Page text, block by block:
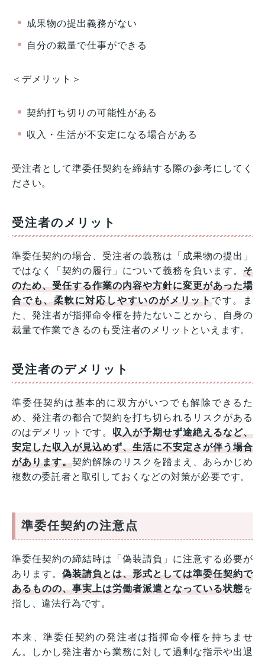
成果物の提出義務がない
自分の裁量で仕事ができる
＜デメリット＞
契約打ち切りの可能性がある
収入・生活が不安定になる場合がある
受注者として準委任契約を締結する際の参考にしてく
ださい。
受注者のメリット
準委任契約の場合、受注者の義務は「成果物の提出」
ではなく「契約の履行」について義務を負います。そ
のため、受任する作業の内容や方針に変更があった場
合でも、柔軟に対応しやすいのがメリットです。ま
た、発注者が指揮命令権を持たないことから、自身の
裁量で作業できるのも受注者のメリットといえます。
受注者のデメリット
準委任契約は基本的に双方がいつでも解除できるた
め、発注者の都合で契約を打ち切られるリスクがある
のはデメリットです。収入が予期せず途絶えるなど、
安定した収入が見込めず、生活に不安定さが伴う場合
があります。契約解除のリスクを踏まえ、あらかじめ
複数の委託者と取引しておくなどの対策が必要です。
準委任契約の注意点
準委任契約の締結時は「偽装請負」に注意する必要が
あります。偽装請負とは、形式としては準委任契約で
あるものの、事実上は労働者派遣となっている状態を
指し、違法行為です。
本来、準委任契約の発注者は指揮命令権を持ちませ
ん。しかし発注者から業務に対して過剰な指示や出退